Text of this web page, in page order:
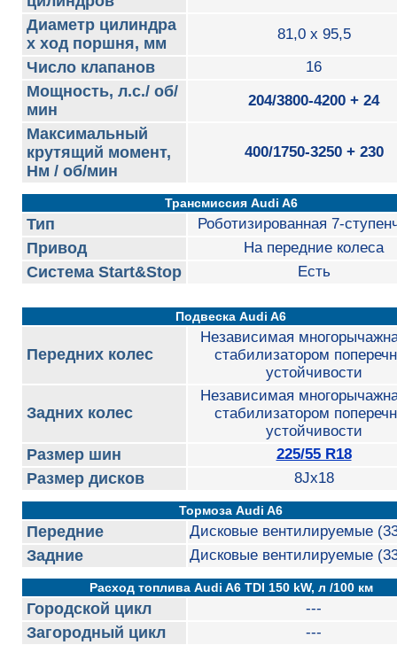
Диаметр цилиндра
х ход поршня, мм
81,0 x 95,5
Число клапанов 16
Мощность, л.с./ об/
мин
204/3800-4200 + 24
Максимальный
крутящий момент,
Нм / об/мин
400/1750-3250 + 230
Трансмиссия Audi A6
Тип Роботизированная 7-
Привод На передние колеса
Система Start&Stop Есть
Подвеска Audi A6
Передних колес
Независимая
стабилизатором
устойчивости
Задних колес
Независимая
стабилизатором
устойчивости
Размер шин 225/55 R18
Размер дисков 8Jx18
Тормоза Audi A6
Передние Дисковые вентилируемые
Задние Дисковые вентилируемые
Расход топлива Audi A6 TDI 150 kW, л /100 км
Городской цикл ---
Загородный цикл ---